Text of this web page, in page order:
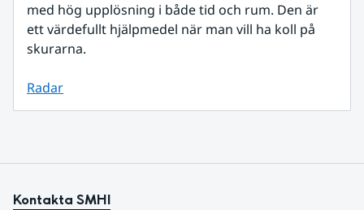
med hög upplösning i både tid och rum. Den är
ett värdefullt hjälpmedel när man vill ha koll på
skurarna.
Radar
Kontakta SMHI